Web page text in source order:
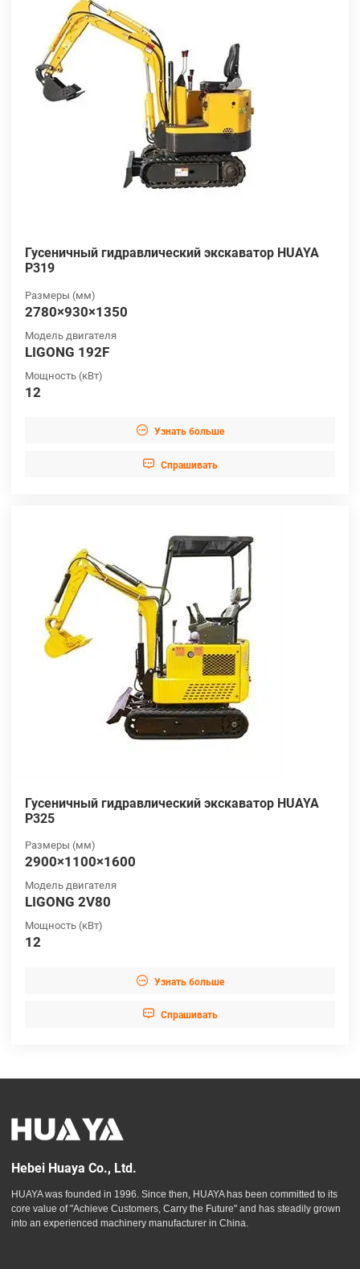
Гусеничный гидравлический экскаватор HUAYA
P319
Размеры (мм)
2780×930×1350
Модель двигателя
LIGONG 192F
Мощность (кВт)
12
 Узнать больше
 Cпрашивать
Гусеничный гидравлический экскаватор HUAYA
P325
Размеры (мм)
2900×1100×1600
Модель двигателя
LIGONG 2V80
Мощность (кВт)
12
 Узнать больше
 Cпрашивать
Hebei Huaya Co., Ltd.
HUAYA was founded in 1996. Since then, HUAYA has been committed to its
core value of "Achieve Customers, Carry the Future" and has steadily grown
into an experienced machinery manufacturer in China.